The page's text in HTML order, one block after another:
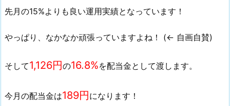
先月の15%よりも良い運用実績となっています！
やっぱり、なかなか頑張っていますよね！ (← 自画自賛)
そして1,126円の16.8%を配当金として渡します。
今月の配当金は189円になります！